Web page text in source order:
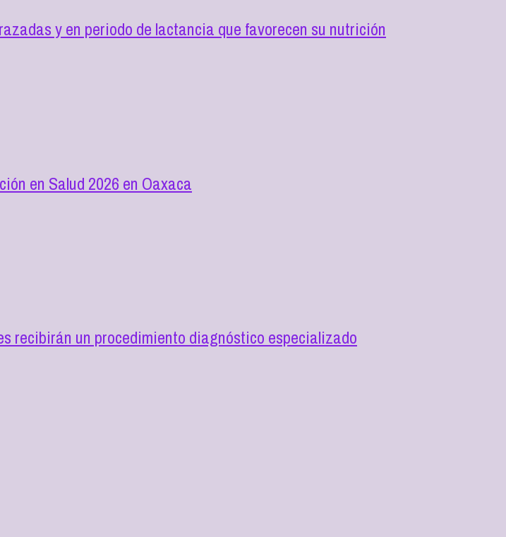
y en periodo de lactancia que favorecen su nutrición
en Salud 2026 en Oaxaca
recibirán un procedimiento diagnóstico especializado